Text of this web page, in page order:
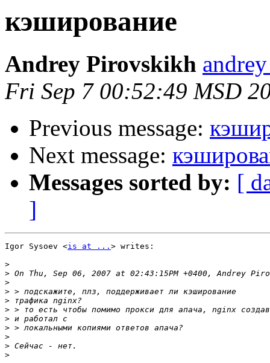
кэширование
Andrey Pirovskikh
Fri Sep 7 00:52:49 MSD
Previous message:
Next message:
Messages sorted by: [
]
Igor Sysoev <is at ... > writes:
>
>
>
>
>
>
>
>
>
>
>